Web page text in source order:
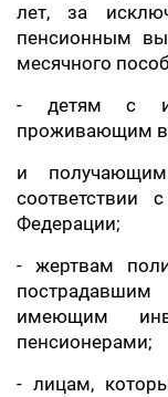
лет, за
пенсионным
месячного
- детям с
проживающим в
и
соответствии
Федерации;
- жертвам
имеющим
пенсионерами;
- лицам,